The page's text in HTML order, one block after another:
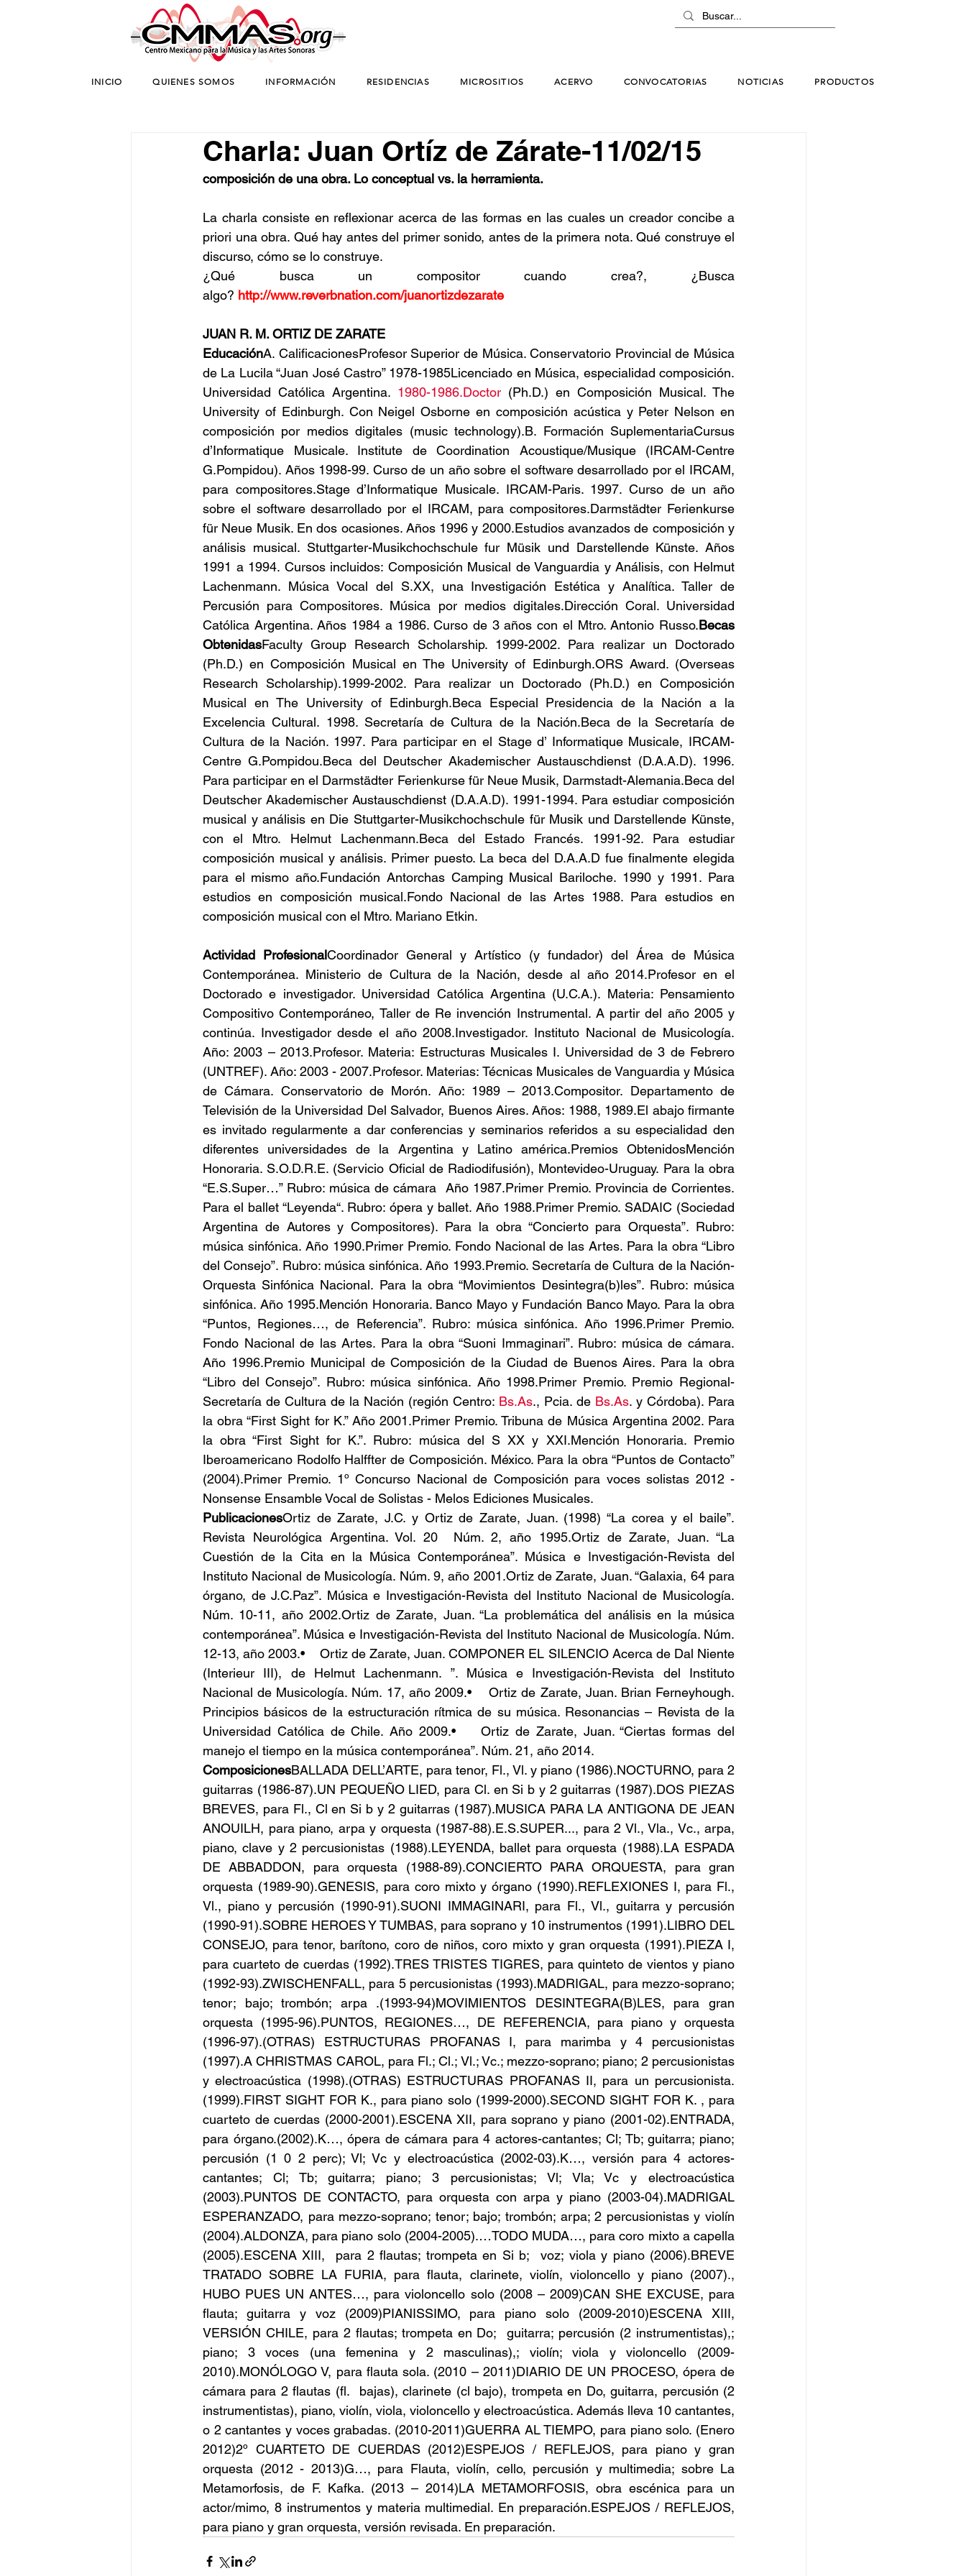
INICIO QUIENES SOMOS INFORMACIÓN RESIDENCIAS MICROSITIOS ACERVO CONVOCATORIAS NOTICIAS PRODUCTOS
Charla: Juan Ortíz de Zárate-11/02/15
composición de una obra. Lo conceptual vs. la herramienta.
La charla consiste en reflexionar acerca de las formas en las cuales un creador concibe a
priori una obra. Qué hay antes del primer sonido, antes de la primera nota. Qué construye el
discurso, cómo se lo construye.
¿Qué busca un compositor cuando crea?, ¿Busca
algo? http://www.reverbnation.com/juanortizdezarate
JUAN R. M. ORTIZ DE ZARATE
EducaciónA. CalificacionesProfesor Superior de Música. Conservatorio Provincial de Música
de La Lucila “Juan José Castro” 1978-1985Licenciado en Música, especialidad composición.
Universidad Católica Argentina. 1980-1986.Doctor (Ph.D.) en Composición Musical. The
University of Edinburgh. Con Neigel Osborne en composición acústica y Peter Nelson en
composición por medios digitales (music technology).B. Formación SuplementariaCursus
d’Informatique Musicale. Institute de Coordination Acoustique/Musique (IRCAM-Centre
G.Pompidou). Años 1998-99. Curso de un año sobre el software desarrollado por el IRCAM,
para compositores.Stage d’Informatique Musicale. IRCAM-Paris. 1997. Curso de un año
sobre el software desarrollado por el IRCAM, para compositores.Darmstädter Ferienkurse
für Neue Musik. En dos ocasiones. Años 1996 y 2000.Estudios avanzados de composición y
análisis musical. Stuttgarter-Musikchochschule fur Müsik und Darstellende Künste. Años
1991 a 1994. Cursos incluidos: Composición Musical de Vanguardia y Análisis, con Helmut
Lachenmann. Música Vocal del S.XX, una Investigación Estética y Analítica. Taller de
Percusión para Compositores. Música por medios digitales.Dirección Coral. Universidad
Católica Argentina. Años 1984 a 1986. Curso de 3 años con el Mtro. Antonio Russo.Becas
ObtenidasFaculty Group Research Scholarship. 1999-2002. Para realizar un Doctorado
(Ph.D.) en Composición Musical en The University of Edinburgh.ORS Award. (Overseas
Research Scholarship).1999-2002. Para realizar un Doctorado (Ph.D.) en Composición
Musical en The University of Edinburgh.Beca Especial Presidencia de la Nación a la
Excelencia Cultural. 1998. Secretaría de Cultura de la Nación.Beca de la Secretaría de
Cultura de la Nación. 1997. Para participar en el Stage d’ Informatique Musicale, IRCAM-
Centre G.Pompidou.Beca del Deutscher Akademischer Austauschdienst (D.A.A.D). 1996.
Para participar en el Darmstädter Ferienkurse für Neue Musik, Darmstadt-Alemania.Beca del
Deutscher Akademischer Austauschdienst (D.A.A.D). 1991-1994. Para estudiar composición
musical y análisis en Die Stuttgarter-Musikchochschule für Musik und Darstellende Künste,
con el Mtro. Helmut Lachenmann.Beca del Estado Francés. 1991-92. Para estudiar
composición musical y análisis. Primer puesto. La beca del D.A.A.D fue finalmente elegida
para el mismo año.Fundación Antorchas Camping Musical Bariloche. 1990 y 1991. Para
estudios en composición musical.Fondo Nacional de las Artes 1988. Para estudios en
composición musical con el Mtro. Mariano Etkin.
Actividad ProfesionalCoordinador General y Artístico (y fundador) del Área de Música
Contemporánea. Ministerio de Cultura de la Nación, desde al año 2014.Profesor en el
Doctorado e investigador. Universidad Católica Argentina (U.C.A.). Materia: Pensamiento
Compositivo Contemporáneo, Taller de Re invención Instrumental. A partir del año 2005 y
continúa. Investigador desde el año 2008.Investigador. Instituto Nacional de Musicología.
Año: 2003 – 2013.Profesor. Materia: Estructuras Musicales I. Universidad de 3 de Febrero
(UNTREF). Año: 2003 - 2007.Profesor. Materias: Técnicas Musicales de Vanguardia y Música
de Cámara. Conservatorio de Morón. Año: 1989 – 2013.Compositor. Departamento de
Televisión de la Universidad Del Salvador, Buenos Aires. Años: 1988, 1989.El abajo firmante
es invitado regularmente a dar conferencias y seminarios referidos a su especialidad den
diferentes universidades de la Argentina y Latino américa.Premios ObtenidosMención
Honoraria. S.O.D.R.E. (Servicio Oficial de Radiodifusión), Montevideo-Uruguay. Para la obra
“E.S.Super…” Rubro: música de cámara  Año 1987.Primer Premio. Provincia de Corrientes.
Para el ballet “Leyenda“. Rubro: ópera y ballet. Año 1988.Primer Premio. SADAIC (Sociedad
Argentina de Autores y Compositores). Para la obra “Concierto para Orquesta”. Rubro:
música sinfónica. Año 1990.Primer Premio. Fondo Nacional de las Artes. Para la obra “Libro
del Consejo”. Rubro: música sinfónica. Año 1993.Premio. Secretaría de Cultura de la Nación-
Orquesta Sinfónica Nacional. Para la obra “Movimientos Desintegra(b)les”. Rubro: música
sinfónica. Año 1995.Mención Honoraria. Banco Mayo y Fundación Banco Mayo. Para la obra
“Puntos, Regiones…, de Referencia”. Rubro: música sinfónica. Año 1996.Primer Premio.
Fondo Nacional de las Artes. Para la obra “Suoni Immaginari”. Rubro: música de cámara.
Año 1996.Premio Municipal de Composición de la Ciudad de Buenos Aires. Para la obra
“Libro del Consejo”. Rubro: música sinfónica. Año 1998.Primer Premio. Premio Regional-
Secretaría de Cultura de la Nación (región Centro: Bs.As., Pcia. de Bs.As. y Córdoba). Para
la obra “First Sight for K.” Año 2001.Primer Premio. Tribuna de Música Argentina 2002. Para
la obra “First Sight for K.”. Rubro: música del S XX y XXI.Mención Honoraria. Premio
Iberoamericano Rodolfo Halffter de Composición. México. Para la obra “Puntos de Contacto”
(2004).Primer Premio. 1º Concurso Nacional de Composición para voces solistas 2012 -
Nonsense Ensamble Vocal de Solistas - Melos Ediciones Musicales.
PublicacionesOrtiz de Zarate, J.C. y Ortiz de Zarate, Juan. (1998) “La corea y el baile”.
Revista Neurológica Argentina. Vol. 20  Núm. 2, año 1995.Ortiz de Zarate, Juan. “La
Cuestión de la Cita en la Música Contemporánea”. Música e Investigación-Revista del
Instituto Nacional de Musicología. Núm. 9, año 2001.Ortiz de Zarate, Juan. “Galaxia, 64 para
órgano, de J.C.Paz”. Música e Investigación-Revista del Instituto Nacional de Musicología.
Núm. 10-11, año 2002.Ortiz de Zarate, Juan. “La problemática del análisis en la música
contemporánea”. Música e Investigación-Revista del Instituto Nacional de Musicología. Núm.
12-13, año 2003.•    Ortiz de Zarate, Juan. COMPONER EL SILENCIO Acerca de Dal Niente
(Interieur III), de Helmut Lachenmann. ”. Música e Investigación-Revista del Instituto
Nacional de Musicología. Núm. 17, año 2009.•    Ortiz de Zarate, Juan. Brian Ferneyhough.
Principios básicos de la estructuración rítmica de su música. Resonancias – Revista de la
Universidad Católica de Chile. Año 2009.•    Ortiz de Zarate, Juan. “Ciertas formas del
manejo el tiempo en la música contemporánea”. Núm. 21, año 2014.
ComposicionesBALLADA DELL’ARTE, para tenor, Fl., Vl. y piano (1986).NOCTURNO, para 2
guitarras (1986-87).UN PEQUEÑO LIED, para Cl. en Si b y 2 guitarras (1987).DOS PIEZAS
BREVES, para Fl., Cl en Si b y 2 guitarras (1987).MUSICA PARA LA ANTIGONA DE JEAN
ANOUILH, para piano, arpa y orquesta (1987-88).E.S.SUPER..., para 2 Vl., Vla., Vc., arpa,
piano, clave y 2 percusionistas (1988).LEYENDA, ballet para orquesta (1988).LA ESPADA
DE ABBADDON, para orquesta (1988-89).CONCIERTO PARA ORQUESTA, para gran
orquesta (1989-90).GENESIS, para coro mixto y órgano (1990).REFLEXIONES I, para Fl.,
Vl., piano y percusión (1990-91).SUONI IMMAGINARI, para Fl., Vl., guitarra y percusión
(1990-91).SOBRE HEROES Y TUMBAS, para soprano y 10 instrumentos (1991).LIBRO DEL
CONSEJO, para tenor, barítono, coro de niños, coro mixto y gran orquesta (1991).PIEZA I,
para cuarteto de cuerdas (1992).TRES TRISTES TIGRES, para quinteto de vientos y piano
(1992-93).ZWISCHENFALL, para 5 percusionistas (1993).MADRIGAL, para mezzo-soprano;
tenor; bajo; trombón; arpa .(1993-94)MOVIMIENTOS DESINTEGRA(B)LES, para gran
orquesta (1995-96).PUNTOS, REGIONES…, DE REFERENCIA, para piano y orquesta
(1996-97).(OTRAS) ESTRUCTURAS PROFANAS I, para marimba y 4 percusionistas
(1997).A CHRISTMAS CAROL, para Fl.; Cl.; Vl.; Vc.; mezzo-soprano; piano; 2 percusionistas
y electroacústica (1998).(OTRAS) ESTRUCTURAS PROFANAS II, para un percusionista.
(1999).FIRST SIGHT FOR K., para piano solo (1999-2000).SECOND SIGHT FOR K. , para
cuarteto de cuerdas (2000-2001).ESCENA XII, para soprano y piano (2001-02).ENTRADA,
para órgano.(2002).K…, ópera de cámara para 4 actores-cantantes; Cl; Tb; guitarra; piano;
percusión (1 0 2 perc); Vl; Vc y electroacústica (2002-03).K…, versión para 4 actores-
cantantes; Cl; Tb; guitarra; piano; 3 percusionistas; Vl; Vla; Vc y electroacústica
(2003).PUNTOS DE CONTACTO, para orquesta con arpa y piano (2003-04).MADRIGAL
ESPERANZADO, para mezzo-soprano; tenor; bajo; trombón; arpa; 2 percusionistas y violín
(2004).ALDONZA, para piano solo (2004-2005).…TODO MUDA…, para coro mixto a capella
(2005).ESCENA XIII,  para 2 flautas; trompeta en Si b;  voz; viola y piano (2006).BREVE
TRATADO SOBRE LA FURIA, para flauta, clarinete, violín, violoncello y piano (2007).,
HUBO PUES UN ANTES…, para violoncello solo (2008 – 2009)CAN SHE EXCUSE, para
flauta; guitarra y voz (2009)PIANISSIMO, para piano solo (2009-2010)ESCENA XIII,
VERSIÓN CHILE, para 2 flautas; trompeta en Do;  guitarra; percusión (2 instrumentistas),;
piano; 3 voces (una femenina y 2 masculinas),; violín; viola y violoncello (2009-
2010).MONÓLOGO V, para flauta sola. (2010 – 2011)DIARIO DE UN PROCESO, ópera de
cámara para 2 flautas (fl.  bajas), clarinete (cl bajo), trompeta en Do, guitarra, percusión (2
instrumentistas), piano, violín, viola, violoncello y electroacústica. Además lleva 10 cantantes,
o 2 cantantes y voces grabadas. (2010-2011)GUERRA AL TIEMPO, para piano solo. (Enero
2012)2º CUARTETO DE CUERDAS (2012)ESPEJOS / REFLEJOS, para piano y gran
orquesta (2012 - 2013)G…, para Flauta, violín, cello, percusión y multimedia; sobre La
Metamorfosis, de F. Kafka. (2013 – 2014)LA METAMORFOSIS, obra escénica para un
actor/mimo, 8 instrumentos y materia multimedial. En preparación.ESPEJOS / REFLEJOS,
para piano y gran orquesta, versión revisada. En preparación.